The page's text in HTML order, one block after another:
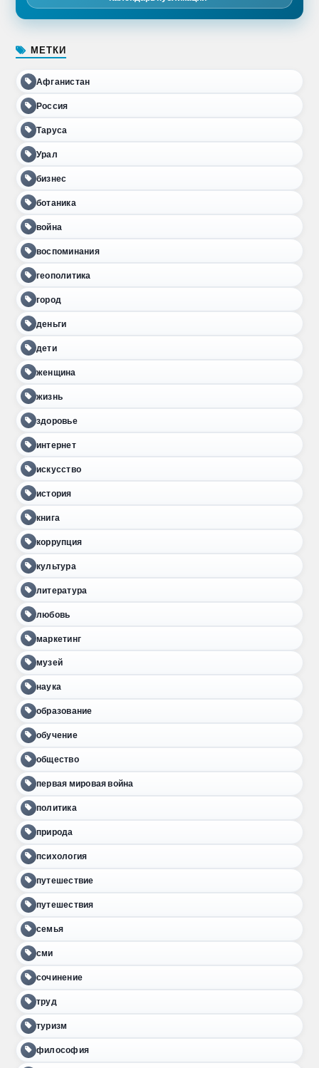
МЕТКИ
Афганистан
Россия
Таруса
Урал
бизнес
ботаника
война
воспоминания
геополитика
город
деньги
дети
женщина
жизнь
здоровье
интернет
искусство
история
книга
коррупция
культура
литература
любовь
маркетинг
музей
наука
образование
обучение
общество
первая мировая война
политика
природа
психология
путешествие
путешествия
семья
сми
сочинение
труд
туризм
философия